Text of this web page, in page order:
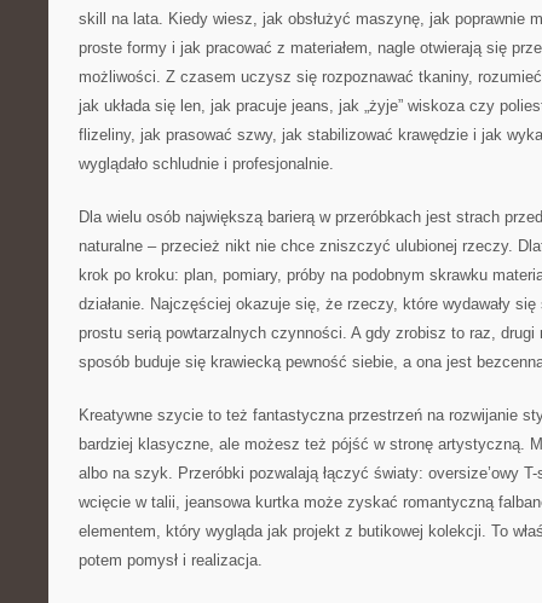
skill na lata. Kiedy wiesz, jak obsłużyć maszynę, jak poprawnie
proste formy i jak pracować z materiałem, nagle otwierają się
możliwości. Z czasem uczysz się rozpoznawać tkaniny,
jak układa się len, jak pracuje jeans, jak „żyje” wiskoza czy
flizeliny, jak prasować szwy, jak stabilizować krawędzie i jak
wyglądało schludnie i profesjonalnie.
Dla wielu osób największą barierą w przeróbkach jest strach
naturalne – przecież nikt nie chce zniszczyć ulubionej rzeczy.
krok po kroku: plan, pomiary, próby na podobnym skrawku
działanie. Najczęściej okazuje się, że rzeczy, które wydawały
prostu serią powtarzalnych czynności. A gdy zrobisz to raz, drugi
sposób buduje się krawiecką pewność siebie, a ona jest
Kreatywne szycie to też fantastyczna przestrzeń na rozwijanie
bardziej klasyczne, ale możesz też pójść w stronę artystyczną.
albo na szyk. Przeróbki pozwalają łączyć światy: oversize’owy
wcięcie w talii, jeansowa kurtka może zyskać romantyczną
elementem, który wygląda jak projekt z butikowej kolekcji. To
potem pomysł i realizacja.